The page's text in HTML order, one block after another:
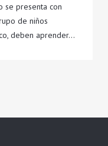
se presenta con
de niños
deben aprender…